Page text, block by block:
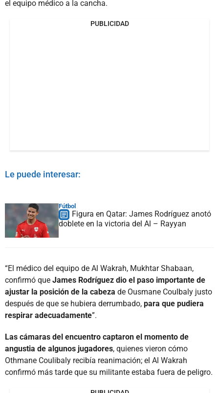
el equipo médico a la cancha.
PUBLICIDAD
Le puede interesar:
Fútbol
Figura en Qatar: James Rodríguez anotó
doblete en la victoria del Al – Rayyan
“El médico del equipo de Al Wakrah, Mukhtar Shabaan,
confirmó que James Rodríguez dio el paso importante de
ajustar la posición de la cabeza de Ousmane Coulbaly justo
después de que se hubiera derrumbado, para que pudiera
respirar adecuadamente”.
Las cámaras del encuentro captaron el momento de
angustia de algunos jugadores, quienes vieron cómo
Othmane Coulibaly recibía reanimación; el Al Wakrah
confirmó más tarde que su militante estaba fuera de peligro.